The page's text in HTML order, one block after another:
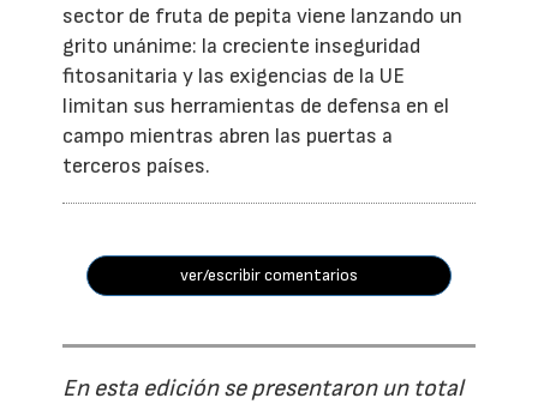
sector de fruta de pepita viene lanzando un
grito unánime: la creciente inseguridad
fitosanitaria y las exigencias de la UE
limitan sus herramientas de defensa en el
campo mientras abren las puertas a
terceros países.
ver/escribir comentarios
En esta edición se presentaron un total